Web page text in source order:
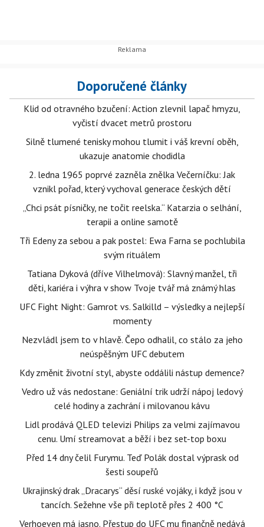
Doporučené články
Klid od otravného bzučení: Action zlevnil lapač hmyzu,
vyčistí dvacet metrů prostoru
Silně tlumené tenisky mohou tlumit i váš krevní oběh,
ukazuje anatomie chodidla
2. ledna 1965 poprvé zazněla znělka Večerníčku: Jak
vznikl pořad, který vychoval generace českých dětí
„Chci psát písničky, ne točit reelska.“ Katarzia o selhání,
terapii a online samotě
Tři Edeny za sebou a pak postel: Ewa Farna se pochlubila
svým rituálem
Tatiana Dyková (dříve Vilhelmová): Slavný manžel, tři
děti, kariéra i výhra v show Tvoje tvář má známý hlas
UFC Fight Night: Gamrot vs. Salkilld – výsledky a nejlepší
momenty
Nezvládl jsem to v hlavě. Čepo odhalil, co stálo za jeho
neúspěšným UFC debutem
Kdy změnit životní styl, abyste oddálili nástup demence?
Vedro už vás nedostane: Geniální trik udrží nápoj ledový
celé hodiny a zachrání i milovanou kávu
Lidl prodává QLED televizi Philips za velmi zajímavou
cenu. Umí streamovat a běží i bez set-top boxu
Před 14 dny čelil Furymu. Teď Polák dostal výprask od
šesti soupeřů
Ukrajinský drak „Dracarys“ děsí ruské vojáky, i když jsou v
tancích. Sežehne vše při teplotě přes 2 400 °C
Verhoeven má jasno. Přestup do UFC mu finančně nedává